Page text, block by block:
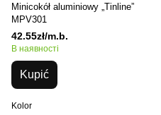
Minicokół aluminiowy „Tinline”
MPV301
42.55zł/m.b.
В наявності
Kupić
Kolor